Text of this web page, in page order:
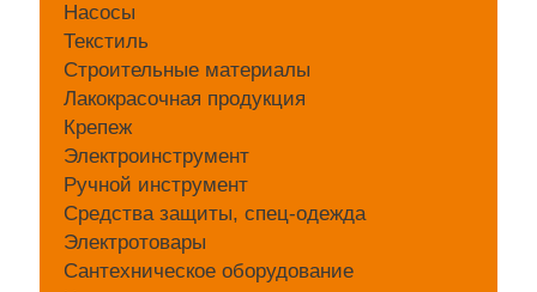
Насосы
Текстиль
Строительные материалы
Лакокрасочная продукция
Крепеж
Электроинструмент
Ручной инструмент
Средства защиты, спец-одежда
Электротовары
Сантехническое оборудование